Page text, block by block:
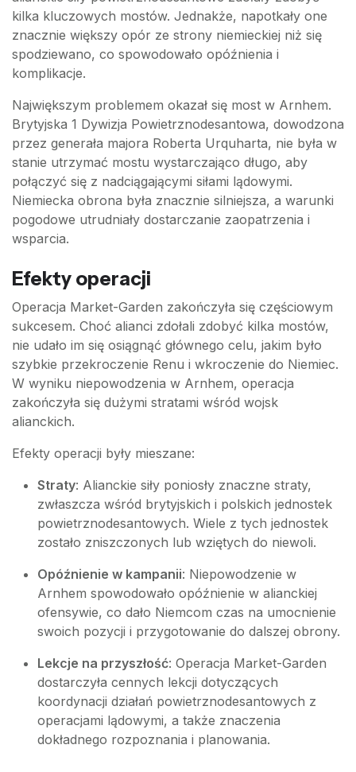
kilka kluczowych mostów. Jednakże, napotkały one
znacznie większy opór ze strony niemieckiej niż się
spodziewano, co spowodowało opóźnienia i
komplikacje.
Największym problemem okazał się most w Arnhem.
Brytyjska 1 Dywizja Powietrznodesantowa, dowodzona
przez generała majora Roberta Urquharta, nie była w
stanie utrzymać mostu wystarczająco długo, aby
połączyć się z nadciągającymi siłami lądowymi.
Niemiecka obrona była znacznie silniejsza, a warunki
pogodowe utrudniały dostarczanie zaopatrzenia i
wsparcia.
Efekty operacji
Operacja Market-Garden zakończyła się częściowym
sukcesem. Choć alianci zdołali zdobyć kilka mostów,
nie udało im się osiągnąć głównego celu, jakim było
szybkie przekroczenie Renu i wkroczenie do Niemiec.
W wyniku niepowodzenia w Arnhem, operacja
zakończyła się dużymi stratami wśród wojsk
alianckich.
Efekty operacji były mieszane:
Straty: Alianckie siły poniosły znaczne straty,
zwłaszcza wśród brytyjskich i polskich jednostek
powietrznodesantowych. Wiele z tych jednostek
zostało zniszczonych lub wziętych do niewoli.
Opóźnienie w kampanii: Niepowodzenie w
Arnhem spowodowało opóźnienie w alianckiej
ofensywie, co dało Niemcom czas na umocnienie
swoich pozycji i przygotowanie do dalszej obrony.
Lekcje na przyszłość: Operacja Market-Garden
dostarczyła cennych lekcji dotyczących
koordynacji działań powietrznodesantowych z
operacjami lądowymi, a także znaczenia
dokładnego rozpoznania i planowania.